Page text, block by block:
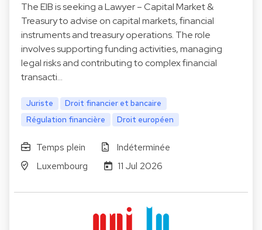
The EIB is seeking a Lawyer – Capital Market &
Treasury to advise on capital markets, financial
instruments and treasury operations. The role
involves supporting funding activities, managing
legal risks and contributing to complex financial
transacti…
Juriste
Droit financier et bancaire
Régulation financière
Droit européen
Temps plein
Indéterminée
Luxembourg
11 Jul 2026